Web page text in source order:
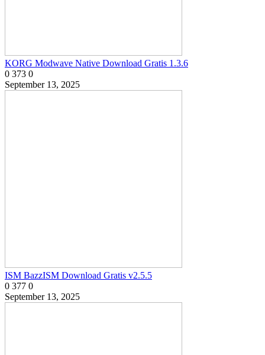
KORG Modwave Native Download Gratis 1.3.6
0 373 0
September 13, 2025
ISM BazzISM Download Gratis v2.5.5
0 377 0
September 13, 2025